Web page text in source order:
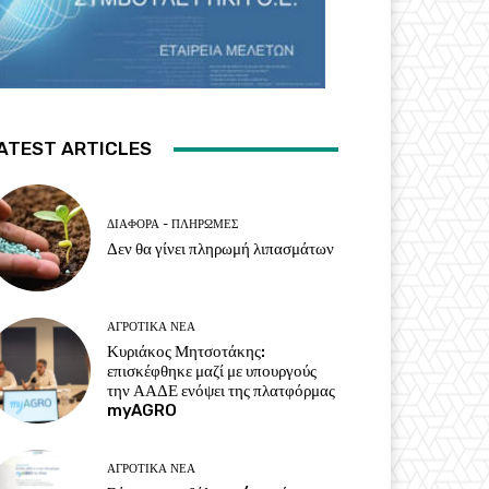
ARTICLES
ΔΙΆΦΟΡΑ - ΠΛΗΡΩΜΈΣ
Δεν θα γίνει πληρωμή λιπασμάτων
ΑΓΡΟΤΙΚΆ ΝΈΑ
Κυριάκος Μητσοτάκης:
επισκέφθηκε μαζί με υπουργούς
την ΑΑΔΕ ενόψει της πλατφόρμας
myAGRO
ΑΓΡΟΤΙΚΆ ΝΈΑ